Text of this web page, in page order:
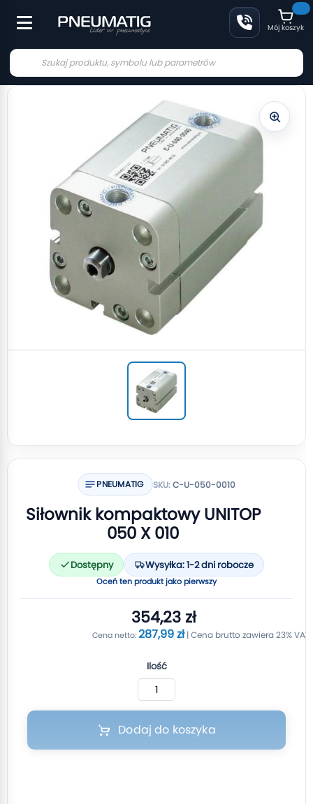
Mój koszyk
PNEUMATIG SKU:C-U-050-0010
Siłownik kompaktowy UNITOP
050 X 010
Dostępny Wysyłka: 1-2 dni robocze
Oceń ten produkt jako pierwszy
354,23 zł
287,99 zł
Ilość
Dodaj do koszyka